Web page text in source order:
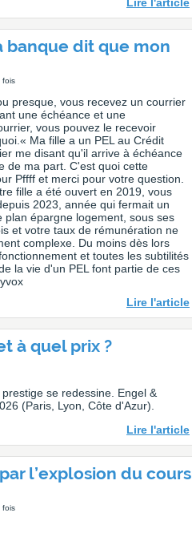
banque dit que mon
fois
presque, vous recevez un courrier
une échéance et une
vous pouvez le recevoir
Ma fille a un PEL au Crédit
me disant qu'il arrive à échéance
de ma part. C'est quoi cette
Pffff et merci pour votre question.
fille a été ouvert en 2019, vous
2023, année qui fermait un
plan épargne logement, sous ses
et votre taux de rémunération ne
complexe. Du moins dès lors
et toutes les subtilités
la vie d'un PEL font partie de ces
Lire l'article
à quel prix ?
se redessine. Engel &
(Paris, Lyon, Côte d'Azur).
Lire l'article
l’explosion du cours
fois